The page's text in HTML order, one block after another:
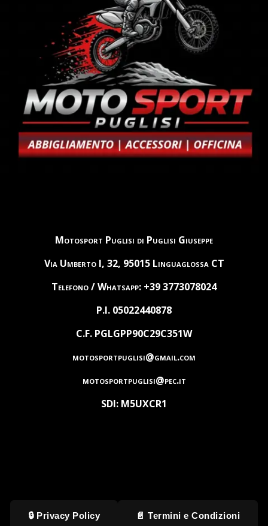
Motosport Puglisi di Puglisi Giuseppe
Via Umberto I, 32, 95015 Linguaglossa CT
Telefono / Whatsapp: +39 3773078024
P.I. 05022440878
C.F. PGLGPP90C29C351W
motosportpuglisi@gmail.com
motosportpuglisi@pec.it
SDI: M5UXCR1
🔒 Privacy Policy 📄 Termini e Condizioni